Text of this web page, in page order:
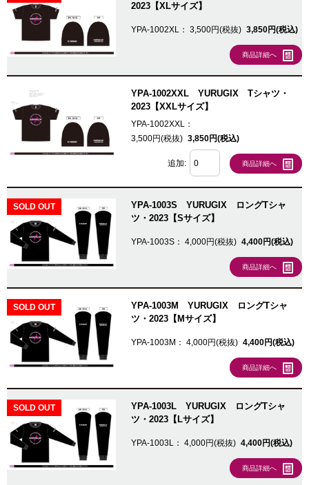
2023【XLサイズ】
YPA-1002XL： 3,500円(税抜) 3,850円(税込)
商品詳細へ
YPA-1002XXL YURUGIX Tシャツ・
2023【XXLサイズ】
YPA-1002XXL：
3,500円(税抜) 3,850円(税込)
追加: 商品詳細へ
YPA-1003S YURUGIX ロングTシャ
ツ・2023【Sサイズ】
YPA-1003S： 4,000円(税抜) 4,400円(税込)
商品詳細へ
SOLD OUT
YPA-1003M YURUGIX ロングTシャ
ツ・2023【Mサイズ】
YPA-1003M： 4,000円(税抜) 4,400円(税込)
商品詳細へ
SOLD OUT
YPA-1003L YURUGIX ロングTシャ
ツ・2023【Lサイズ】
YPA-1003L： 4,000円(税抜) 4,400円(税込)
商品詳細へ
SOLD OUT